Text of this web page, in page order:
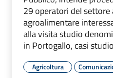
29 operatori del settore
agroalimentare
alla visita studio
in Portogallo, casi
Agricoltura